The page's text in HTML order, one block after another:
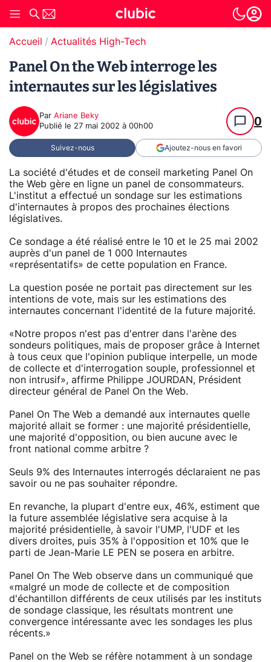
Accueil Actualités High-Tech
Panel On the Web interroge les
internautes sur les législatives
Par Ariane Beky
Publié le 27 mai 2002 à 00h00 0
Suivez-nous Ajoutez-nous en favori
La société d'études et de conseil marketing Panel On
the Web gère en ligne un panel de consommateurs.
L'institut a effectué un sondage sur les estimations
d'internautes à propos des prochaines élections
législatives.
Ce sondage a été réalisé entre le 10 et le 25 mai 2002
auprès d'un panel de 1 000 Internautes
«représentatifs» de cette population en France.
La question posée ne portait pas directement sur les
intentions de vote, mais sur les estimations des
internautes concernant l'identité de la future majorité.
«Notre propos n'est pas d'entrer dans l'arène des
sondeurs politiques, mais de proposer grâce à Internet
à tous ceux que l'opinion publique interpelle, un mode
de collecte et d'interrogation souple, professionnel et
non intrusif», affirme Philippe JOURDAN, Président
directeur général de Panel On the Web.
Panel On The Web a demandé aux internautes quelle
majorité allait se former : une majorité présidentielle,
une majorité d'opposition, ou bien aucune avec le
front national comme arbitre ?
Seuls 9% des Internautes interrogés déclaraient ne pas
savoir ou ne pas souhaiter répondre.
En revanche, la plupart d'entre eux, 46%, estiment que
la future assemblée législative sera acquise à la
majorité présidentielle, à savoir l'UMP, l'UDF et les
divers droites, puis 35% à l'opposition et 10% que le
parti de Jean-Marie LE PEN se posera en arbitre.
Panel On The Web observe dans un communiqué que
«malgré un mode de collecte et de composition
d'échantillon différents de ceux utilisés par les instituts
de sondage classique, les résultats montrent une
convergence intéressante avec les sondages les plus
récents.»
Panel on the Web se réfère notamment à un sondage